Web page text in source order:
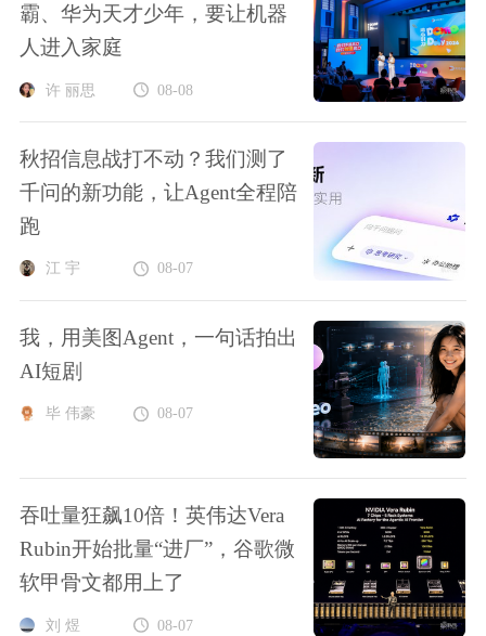
霸、华为天才少年，要让机器
人进入家庭
许 丽思 08-08
秋招信息战打不动？我们测了
千问的新功能，让Agent全程陪
跑
江 宇 08-07
我，用美图Agent，一句话拍出
AI短剧
毕 伟豪 08-07
吞吐量狂飙10倍！英伟达Vera
Rubin开始批量“进厂”，谷歌微
软甲骨文都用上了
刘 煜 08-07